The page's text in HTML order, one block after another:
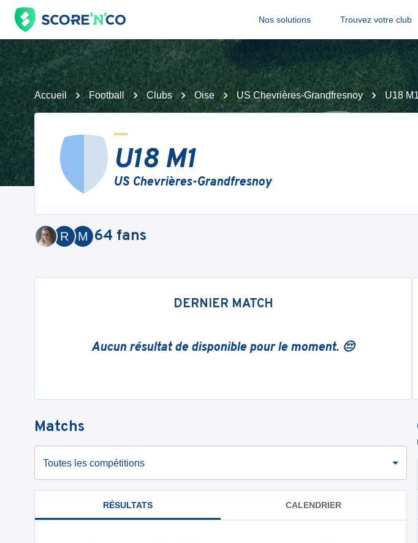
Nos solutions Trouvez votre club
Accueil Football Clubs Oise US Chevrières-Grandfresnoy U18
U18 M1
US Chevrières-Grandfresnoy
M
R 64 fans
DERNIER MATCH
Aucun résultat de disponible pour le moment. 😔
Matchs
Toutes les compétitions
RÉSULTATS CALENDRIER